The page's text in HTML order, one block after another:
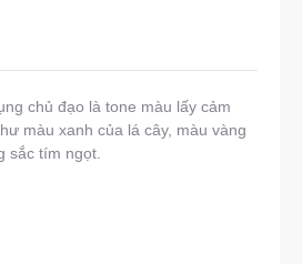
chủ đạo là tone màu lấy cảm
màu xanh của lá cây, màu vàng
sắc tím ngọt.